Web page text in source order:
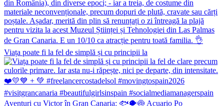
Viața poate fi la fel de simplă și cu principii la
Aventuri cu Victor în Gran Canaria: 🐟🐡🍥 Acuario Po